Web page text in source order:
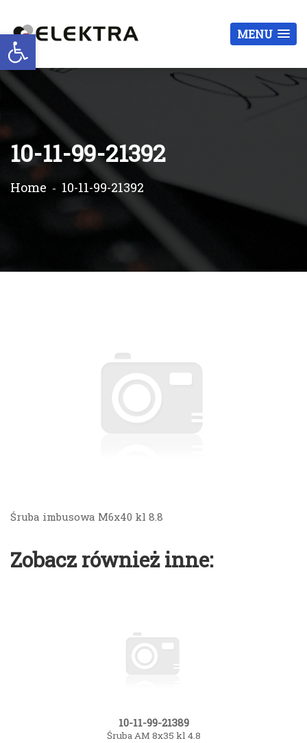
Otwórz pasek narzędzi MENU
10-11-99-21392
Home 10-11-99-21392
Śruba imbusowa M6x40 kl 8.8
Zobacz również inne:
10-11-99-21389
Śruba AM 8x35 kl 4.8